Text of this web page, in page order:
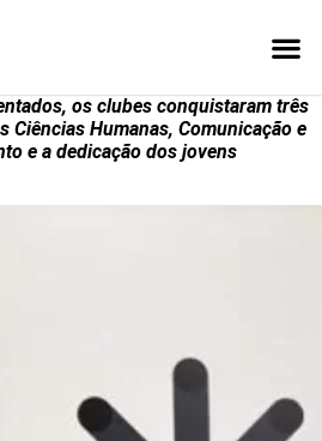
os clubes conquistaram três
Ciências Humanas, Comunicação e
e a dedicação dos jovens